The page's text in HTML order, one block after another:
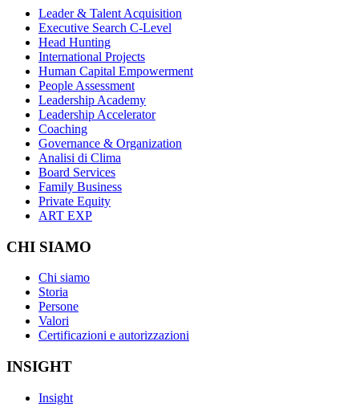
Leader & Talent Acquisition
Executive Search C-Level
Head Hunting
International Projects
Human Capital Empowerment
People Assessment
Leadership Academy
Leadership Accelerator
Coaching
Governance & Organization
Analisi di Clima
Board Services
Family Business
Private Equity
ART EXP
CHI SIAMO
Chi siamo
Storia
Persone
Valori
Certificazioni e autorizzazioni
INSIGHT
Insight